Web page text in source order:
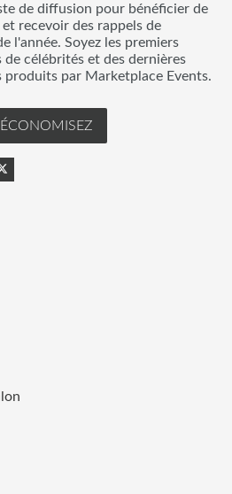
de diffusion pour bénéficier de
recevoir des rappels de
l'année. Soyez les premiers
célébrités et des dernières
produits par Marketplace Events.